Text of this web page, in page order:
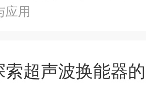
应用
索超声波换能器